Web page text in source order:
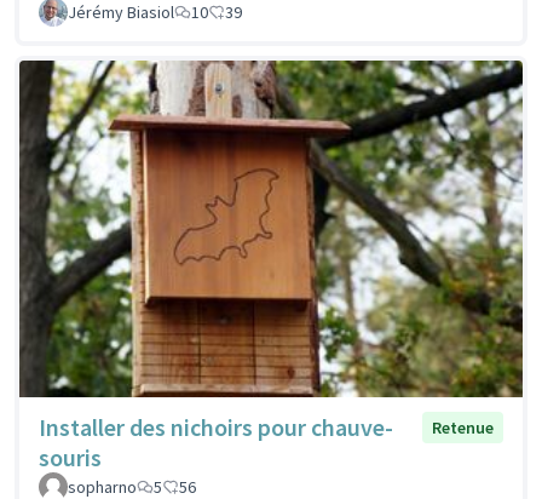
Jérémy Biasiol 10 39
Installer des nichoirs pour chauve-
souris
Retenue
sopharno 5 56